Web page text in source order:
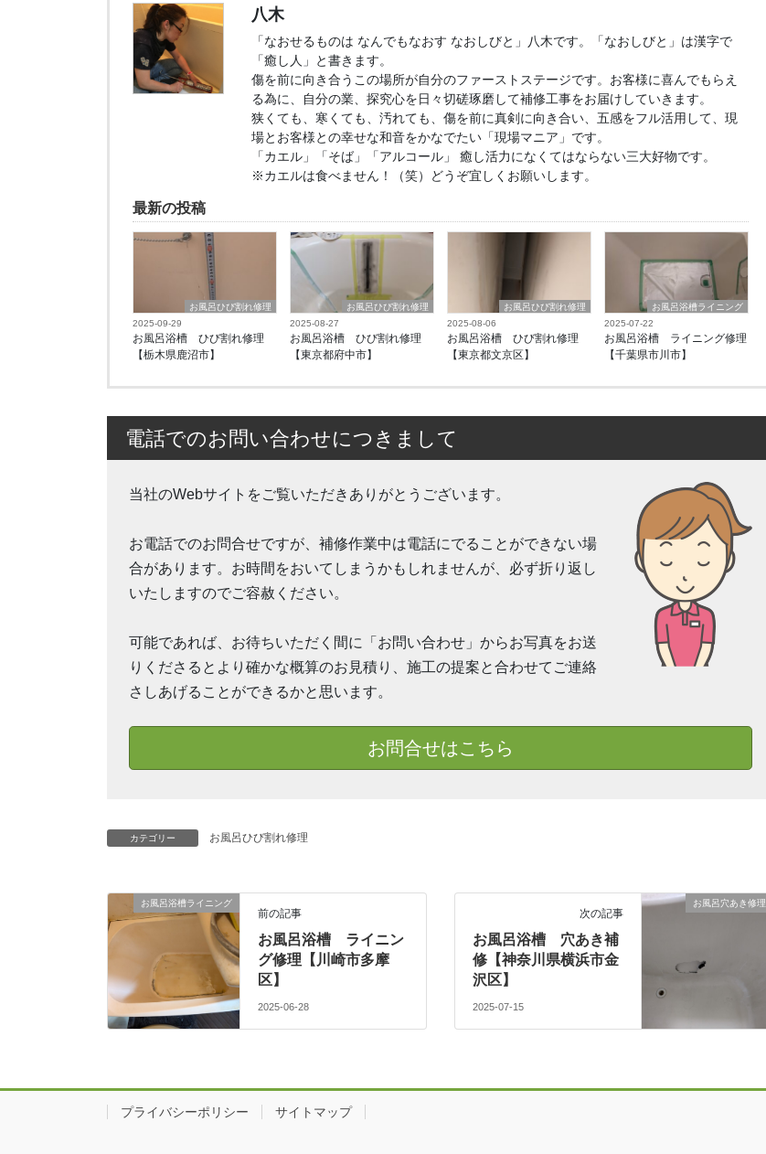
八木
「なおせるものは なんでもなおす なおしびと」八木です。「なおしびと」は漢字で
「癒し人」と書きます。
傷を前に向き合うこの場所が自分のファーストステージです。お客様に喜んでもらえ
る為に、自分の業、探究心を日々切磋琢磨して補修工事をお届けしていきます。
狭くても、寒くても、汚れても、傷を前に真剣に向き合い、五感をフル活用して、現
場とお客様との幸せな和音をかなでたい「現場マニア」です。
「カエル」「そば」「アルコール」 癒し活力になくてはならない三大好物です。
※カエルは食べません！（笑）どうぞ宜しくお願いします。
最新の投稿
お風呂ひび割れ修理
2025-09-29
お風呂浴槽 ひび割れ修理
【栃木県鹿沼市】
お風呂ひび割れ修理
2025-08-27
お風呂浴槽 ひび割れ修理
【東京都府中市】
お風呂ひび割れ修理
2025-08-06
お風呂浴槽 ひび割れ修理
【東京都文京区】
お風呂浴槽ライニング
2025-07-22
お風呂浴槽 ライニング修理
【千葉県市川市】
電話でのお問い合わせにつきまして
当社のWebサイトをご覧いただきありがとうございます。
お電話でのお問合せですが、補修作業中は電話にでることができない場
合があります。お時間をおいてしまうかもしれませんが、必ず折り返し
いたしますのでご容赦ください。
可能であれば、お待ちいただく間に「お問い合わせ」からお写真をお送
りくださるとより確かな概算のお見積り、施工の提案と合わせてご連絡
さしあげることができるかと思います。
お問合せはこちら
カテゴリー お風呂ひび割れ修理
お風呂浴槽ライニング
前の記事
お風呂浴槽 ライニン
グ修理【川崎市多摩
区】
2025-06-28
お風呂穴あき修理
次の記事
お風呂浴槽 穴あき補
修【神奈川県横浜市金
沢区】
2025-07-15
プライバシーポリシー サイトマップ